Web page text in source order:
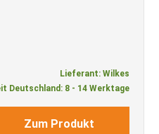
Lieferant: Wilkes
Deutschland: 8 - 14 Werktage
Zum Produkt